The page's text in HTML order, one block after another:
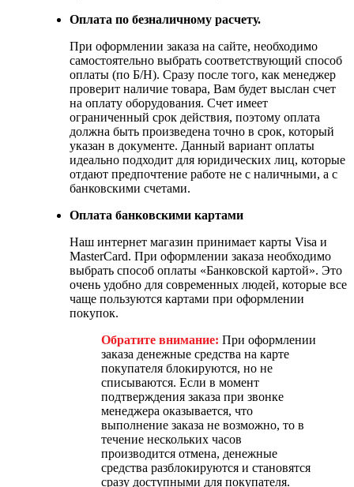
Оплата по безналичному расчету.
При оформлении заказа на сайте, необходимо
самостоятельно выбрать соответствующий способ
оплаты (по Б/Н). Сразу после того, как менеджер
проверит наличие товара, Вам будет выслан счет
на оплату оборудования. Счет имеет
ограниченный срок действия, поэтому оплата
должна быть произведена точно в срок, который
указан в документе. Данный вариант оплаты
идеально подходит для юридических лиц, которые
отдают предпочтение работе не с наличными, а с
банковскими счетами.
Оплата банковскими картами
Наш интернет магазин принимает карты Visa и
MasterCard. При оформлении заказа необходимо
выбрать способ оплаты «Банковской картой». Это
очень удобно для современных людей, которые все
чаще пользуются картами при оформлении
покупок.
Обратите внимание: При оформлении
заказа денежные средства на карте
покупателя блокируются, но не
списываются. Если в момент
подтверждения заказа при звонке
менеджера оказывается, что
выполнение заказа не возможно, то в
течение нескольких часов
производится отмена, денежные
средства разблокируются и становятся
сразу доступными для покупателя.